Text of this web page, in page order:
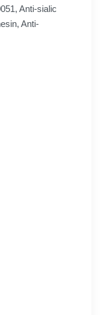
Anti-sialic
Anti-